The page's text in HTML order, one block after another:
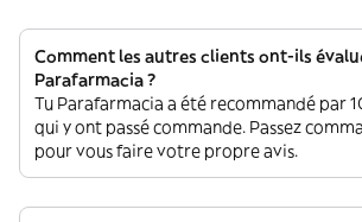
Comment les autres clients ont-ils
Parafarmacia ?
Tu Parafarmacia a été recommandé par
qui y ont passé commande. Passez
pour vous faire votre propre avis.